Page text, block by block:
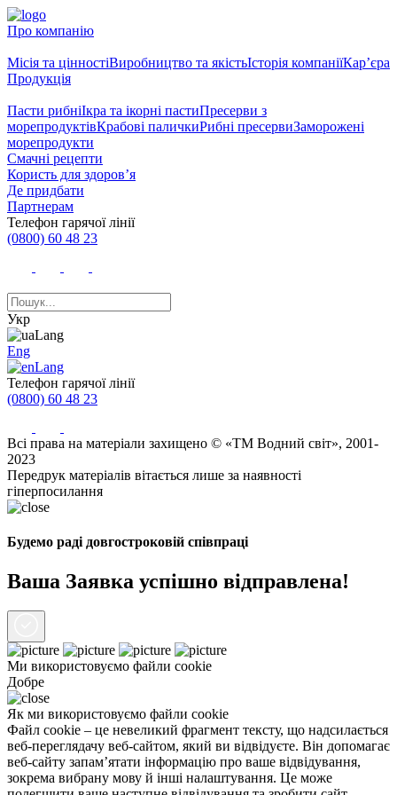
Про компанію
Місія та цінностіВиробництво та якістьІсторія компаніїКар’єра
Продукція
Пасти рибніІкра та ікорні пастиПресерви з
морепродуктівКрабові паличкиРибні пресервиЗаморожені
морепродукти
Смачні рецепти
Користь для здоров’я
Де придбати
Партнерам
Телефон гарячої лінії
(0800) 60 48 23
Укр
Eng
Телефон гарячої лінії
(0800) 60 48 23
Всі права на матеріали захищено © «ТМ Водний світ», 2001-
2023
Передрук матеріалів вітається лише за наявності
гіперпосилання
Будемо раді довгостроковій співпраці
Ваша Заявка успішно відправлена!
Ми використовуємо файли cookie
Добре
Як ми використовуємо файли cookie
Файл cookie – це невеликий фрагмент тексту, що надсилається
веб-переглядачу веб-сайтом, який ви відвідуєте. Він допомагає
веб-сайту запам’ятати інформацію про ваше відвідування,
зокрема вибрану мову й інші налаштування. Це може